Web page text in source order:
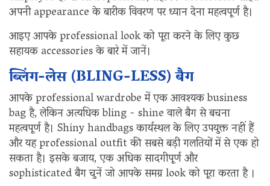
अपनी appearance के बारीक विवरण पर ध्यान देना महत्वपूर्ण है।
आइए आपके professional look को पूरा करने के लिए कुछ
सहायक accessories के बारे में जानें।
ब्लिंग-लेस (BLING-LESS) बैग
आपके professional wardrobe में एक आवश्यक business
bag है, लेकिन अत्यधिक bling - shine वाले बैग से बचना
महत्वपूर्ण है। Shiny handbags कार्यस्थल के लिए उपयुक्त नहीं हैं
और यह professional outfit की सबसे बड़ी गलतियों में से एक हो
सकता है। इसके बजाय, एक अधिक सादगीपूर्ण और
sophisticated बैग चुनें जो आपके समग्र look को पूरा करता है ।